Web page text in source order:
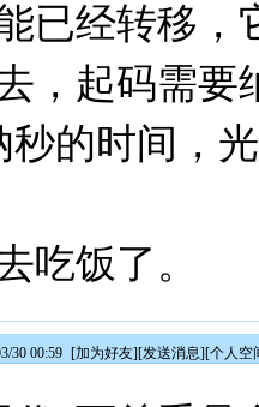
已经转移
，起码需要
秒的时间，
吃饭了。
30 00:59 [加为好友][发送消息][个人空